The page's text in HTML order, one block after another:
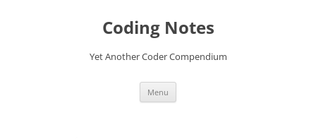
Coding Notes
Yet Another Coder Compendium
Menu